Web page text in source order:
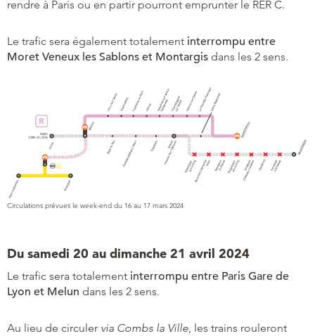
rendre à Paris ou en partir pourront emprunter le RER C.
Le trafic sera également totalement interrompu entre
Moret Veneux les Sablons et Montargis dans les 2 sens.
Circulations prévues le week-end du 16 au 17 mars 2024
Du samedi 20 au dimanche 21 avril 2024
Le trafic sera totalement interrompu entre Paris Gare de
Lyon et Melun dans les 2 sens.
Au lieu de circuler via Combs la Ville, les trains rouleront